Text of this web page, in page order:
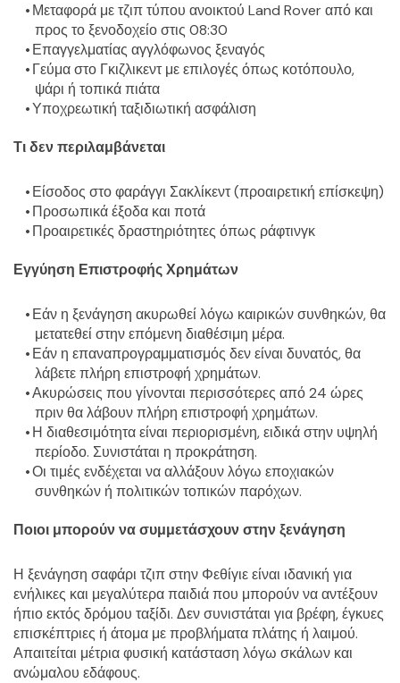
Μεταφορά με τζιπ τύπου ανοικτού Land Rover από και
προς το ξενοδοχείο στις 08:30
Επαγγελματίας αγγλόφωνος ξεναγός
Γεύμα στο Γκιζλικεντ με επιλογές όπως κοτόπουλο,
ψάρι ή τοπικά πιάτα
Υποχρεωτική ταξιδιωτική ασφάλιση
Τι δεν περιλαμβάνεται
Είσοδος στο φαράγγι Σακλίκεντ (προαιρετική επίσκεψη)
Προσωπικά έξοδα και ποτά
Προαιρετικές δραστηριότητες όπως ράφτινγκ
Εγγύηση Επιστροφής Χρημάτων
Εάν η ξενάγηση ακυρωθεί λόγω καιρικών συνθηκών, θα
μετατεθεί στην επόμενη διαθέσιμη μέρα.
Εάν η επαναπρογραμματισμός δεν είναι δυνατός, θα
λάβετε πλήρη επιστροφή χρημάτων.
Ακυρώσεις που γίνονται περισσότερες από 24 ώρες
πριν θα λάβουν πλήρη επιστροφή χρημάτων.
Η διαθεσιμότητα είναι περιορισμένη, ειδικά στην υψηλή
περίοδο. Συνιστάται η προκράτηση.
Οι τιμές ενδέχεται να αλλάξουν λόγω εποχιακών
συνθηκών ή πολιτικών τοπικών παρόχων.
Ποιοι μπορούν να συμμετάσχουν στην ξενάγηση
Η ξενάγηση σαφάρι τζιπ στην Φεθίγιε είναι ιδανική για
ενήλικες και μεγαλύτερα παιδιά που μπορούν να αντέξουν
ήπιο εκτός δρόμου ταξίδι. Δεν συνιστάται για βρέφη, έγκυες
επισκέπτριες ή άτομα με προβλήματα πλάτης ή λαιμού.
Απαιτείται μέτρια φυσική κατάσταση λόγω σκάλων και
ανώμαλου εδάφους.